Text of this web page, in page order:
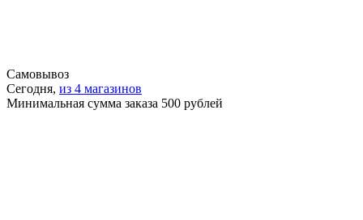
Самовывоз
Сегодня, из 4 магазинов
Минимальная сумма заказа 500 рублей